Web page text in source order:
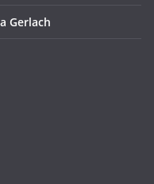
Gerlach